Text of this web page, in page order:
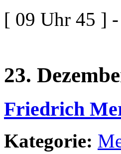
[ 09 Uhr 45 ]
23.
Friedrich
Kategorie: